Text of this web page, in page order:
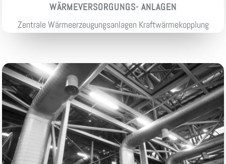
WÄRMEVERSORGUNGS- ANLAGEN
Zentrale Wärmeerzeugungsanlagen Kraftwärmekopplung